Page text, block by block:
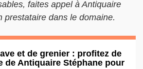
faites appel à Antiquaire
prestataire dans le domaine.
et de grenier : profitez de
de Antiquaire Stéphane pour